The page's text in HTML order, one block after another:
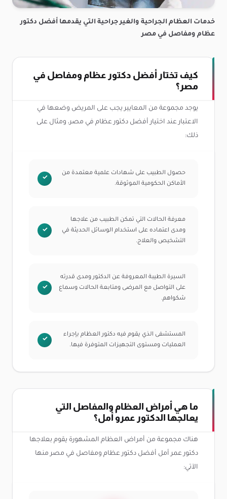
خدمات العظام الجراحية والغير جراحية التي يقدمها أفضل دكتور
عظام ومفاصل في مصر
كيف تختار أفضل دكتور عظام ومفاصل في
مصر؟
يوجد مجموعة من المعايير يجب على المريض وضعها في
الاعتبار عند اختيار أفضل دكتور عظام في مصر، ومثال على
ذلك:
حصول الطبيب على شهادات علمية معتمدة من
الأماكن الحكومية الموثوقة.
معرفة الحالات التي تمكن الطبيب من علاجها
ومدى اعتماده على استخدام الوسائل الحديثة في
التشخيص والعلاج.
السيرة الطيبة المعروفة عن الدكتور ومدى قدرته
على التواصل مع المرضى ومتابعة الحالات وسماع
شكواهم.
المستشفى الذي يقوم فيه دكتور العظام بإجراء
العمليات ومستوى التجهيزات المتوفرة فيها.
ما هي أمراض العظام والمفاصل التي
يعالجها الدكتور عمرو أمل؟
هناك مجموعة من أمراض العظام المشهورة يقوم بعلاجها
دكتور عمر أمل أفضل دكتور عظام ومفاصل في مصر منها
الآتي: